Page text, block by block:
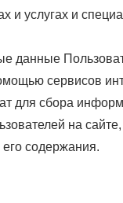
и услугах и
данные
сервисов
для сбора
на
его содержания.